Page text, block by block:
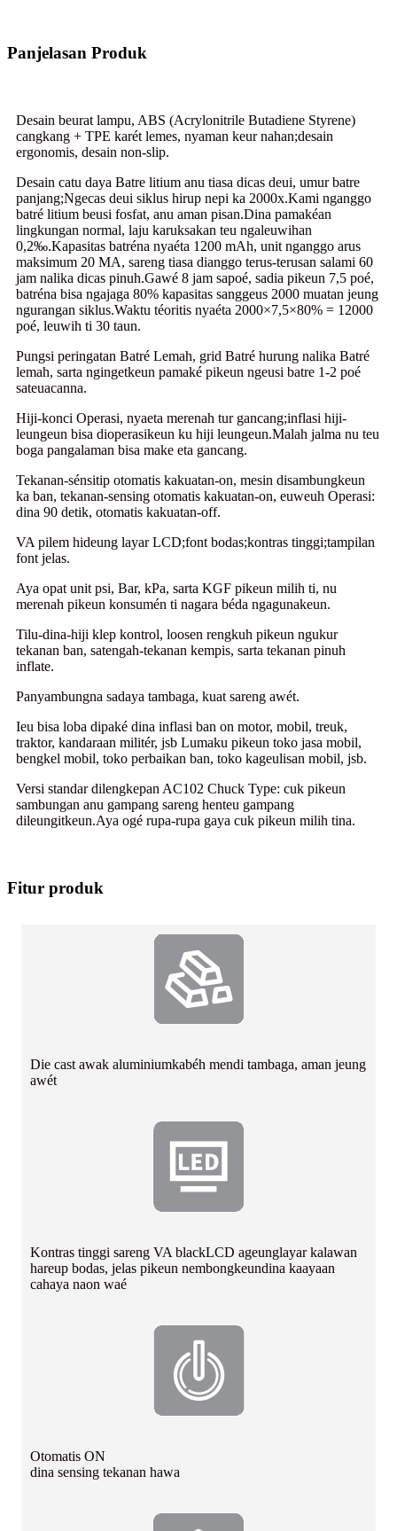
Panjelasan Produk
Desain beurat lampu, ABS (Acrylonitrile Butadiene Styrene)
cangkang + TPE karét lemes, nyaman keur nahan;desain
ergonomis, desain non-slip.
Desain catu daya Batre litium anu tiasa dicas deui, umur batre
panjang;Ngecas deui siklus hirup nepi ka 2000x.Kami nganggo
batré litium beusi fosfat, anu aman pisan.Dina pamakéan
lingkungan normal, laju karuksakan teu ngaleuwihan
0,2‰.Kapasitas batréna nyaéta 1200 mAh, unit nganggo arus
maksimum 20 MA, sareng tiasa dianggo terus-terusan salami 60
jam nalika dicas pinuh.Gawé 8 jam sapoé, sadia pikeun 7,5 poé,
batréna bisa ngajaga 80% kapasitas sanggeus 2000 muatan jeung
ngurangan siklus.Waktu téoritis nyaéta 2000×7,5×80% = 12000
poé, leuwih ti 30 taun.
Pungsi peringatan Batré Lemah, grid Batré hurung nalika Batré
lemah, sarta ngingetkeun pamaké pikeun ngeusi batre 1-2 poé
sateuacanna.
Hiji-konci Operasi, nyaeta merenah tur gancang;inflasi hiji-
leungeun bisa dioperasikeun ku hiji leungeun.Malah jalma nu teu
boga pangalaman bisa make eta gancang.
Tekanan-sénsitip otomatis kakuatan-on, mesin disambungkeun
ka ban, tekanan-sensing otomatis kakuatan-on, euweuh Operasi:
dina 90 detik, otomatis kakuatan-off.
VA pilem hideung layar LCD;font bodas;kontras tinggi;tampilan
font jelas.
Aya opat unit psi, Bar, kPa, sarta KGF pikeun milih ti, nu
merenah pikeun konsumén ti nagara béda ngagunakeun.
Tilu-dina-hiji klep kontrol, loosen rengkuh pikeun ngukur
tekanan ban, satengah-tekanan kempis, sarta tekanan pinuh
inflate.
Panyambungna sadaya tambaga, kuat sareng awét.
Ieu bisa loba dipaké dina inflasi ban on motor, mobil, treuk,
traktor, kandaraan militér, jsb Lumaku pikeun toko jasa mobil,
bengkel mobil, toko perbaikan ban, toko kageulisan mobil, jsb.
Versi standar dilengkepan AC102 Chuck Type: cuk pikeun
sambungan anu gampang sareng henteu gampang
dileungitkeun.Aya ogé rupa-rupa gaya cuk pikeun milih tina.
Fitur produk
Die cast awak aluminiumkabéh mendi tambaga, aman jeung
awét
Kontras tinggi sareng VA blackLCD ageunglayar kalawan
hareup bodas, jelas pikeun nembongkeundina kaayaan
cahaya naon waé
Otomatis ON
dina sensing tekanan hawa